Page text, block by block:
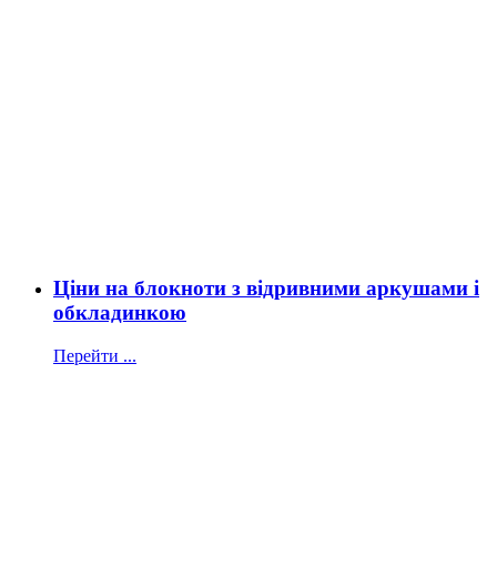
Ціни на блокноти з відривними аркушами і
обкладинкою
Перейти ...